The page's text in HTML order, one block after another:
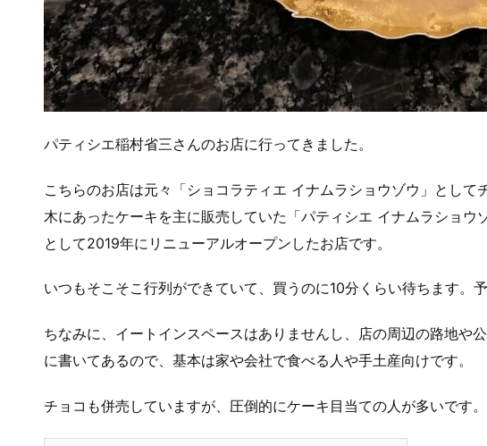
パティシエ稲村省三さんのお店に行ってきました。
こちらのお店は元々「ショコラティエ イナムラショウゾウ」とし
木にあったケーキを主に販売していた「パティシエ イナムラショ
として2019年にリニューアルオープンしたお店です。
いつもそこそこ行列ができていて、買うのに10分くらい待ちます。
ちなみに、イートインスペースはありませんし、店の周辺の路地や
に書いてあるので、基本は家や会社で食べる人や手土産向けです。
チョコも併売していますが、圧倒的にケーキ目当ての人が多いです。